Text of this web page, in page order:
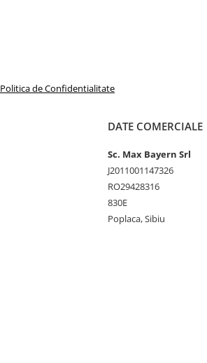
Politica de Confidentialitate
DATE COMERCIALE
Sc. Max Bayern Srl
J2011001147326
RO29428316
830E
Poplaca, Sibiu